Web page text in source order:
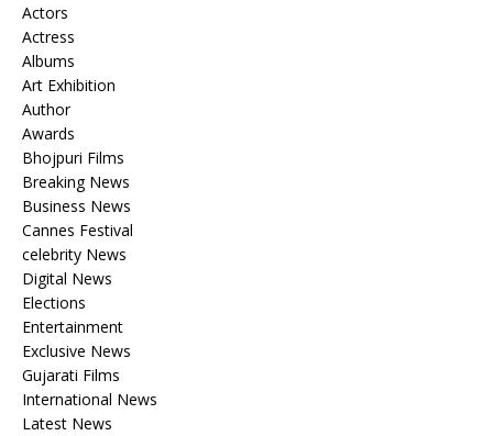
Actors
Actress
Albums
Art Exhibition
Author
Awards
Bhojpuri Films
Breaking News
Business News
Cannes Festival
celebrity News
Digital News
Elections
Entertainment
Exclusive News
Gujarati Films
International News
Latest News